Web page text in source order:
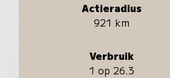
Actieradius
921 km
Verbruik
1 op 26.3